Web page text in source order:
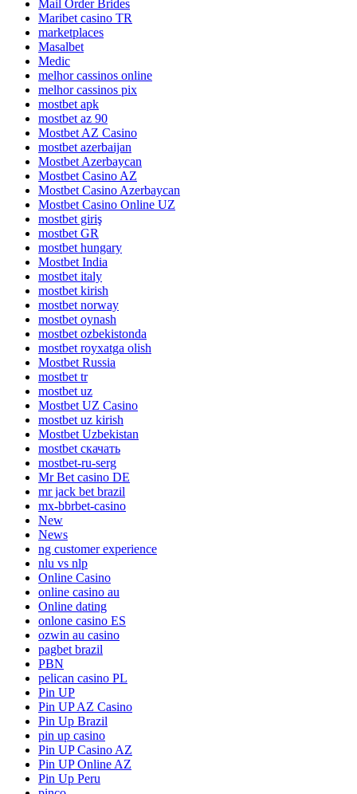
Mail Order Brides
Maribet casino TR
marketplaces
Masalbet
Medic
melhor cassinos online
melhor cassinos pix
mostbet apk
mostbet az 90
Mostbet AZ Casino
mostbet azerbaijan
Mostbet Azerbaycan
Mostbet Casino AZ
Mostbet Casino Azerbaycan
Mostbet Casino Online UZ
mostbet giriş
mostbet GR
mostbet hungary
Mostbet India
mostbet italy
mostbet kirish
mostbet norway
mostbet oynash
mostbet ozbekistonda
mostbet royxatga olish
Mostbet Russia
mostbet tr
mostbet uz
Mostbet UZ Casino
mostbet uz kirish
Mostbet Uzbekistan
mostbet скачать
mostbet-ru-serg
Mr Bet casino DE
mr jack bet brazil
mx-bbrbet-casino
New
News
ng customer experience
nlu vs nlp
Online Casino
online casino au
Online dating
onlone casino ES
ozwin au casino
pagbet brazil
PBN
pelican casino PL
Pin UP
Pin UP AZ Casino
Pin Up Brazil
pin up casino
Pin UP Casino AZ
Pin UP Online AZ
Pin Up Peru